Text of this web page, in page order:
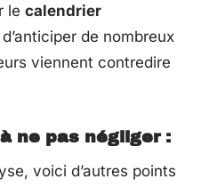
le calendrier
de nombreux
viennent contredire
ne pas négliger :
voici d’autres points